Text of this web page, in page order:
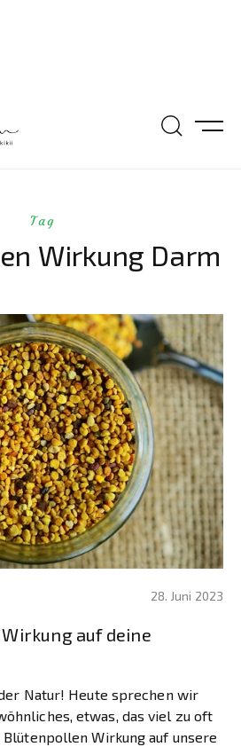
Tag
Wirkung Darm
28. Juni 2023
auf deine
Natur! Heute sprechen wir
etwas, das viel zu oft
Wirkung auf unsere